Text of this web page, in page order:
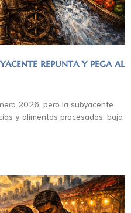
repunta y pega al
2026, pero la subyacente
y alimentos procesados; baja